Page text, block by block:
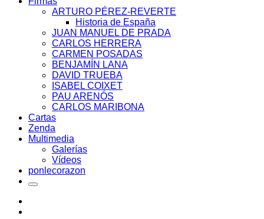
ARTURO PÉREZ-REVERTE
Historia de España
JUAN MANUEL DE PRADA
CARLOS HERRERA
CARMEN POSADAS
BENJAMÍN LANA
DAVID TRUEBA
ISABEL COIXET
PAU ARENÓS
CARLOS MARIBONA
Cartas
Zenda
Multimedia
Galerías
Vídeos
ponlecorazon